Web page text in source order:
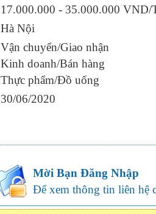
17.000.000 - 35.000.000 VND/
Hà Nội
Vận chuyển/Giao nhận
Kinh doanh/Bán hàng
Thực phẩm/Đồ uống
30/06/2020
Mời Bạn Đăng Nhập
Để xem thông tin liên hệ